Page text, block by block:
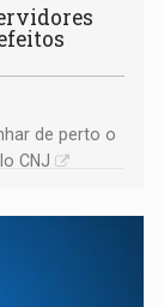
de perto o
CNJ